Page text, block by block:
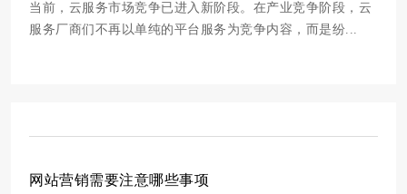
当前，云服务市场竞争已进入新阶段。在产业竞争阶段，云
服务厂商们不再以单纯的平台服务为竞争内容，而是纷...
网站营销需要注意哪些事项